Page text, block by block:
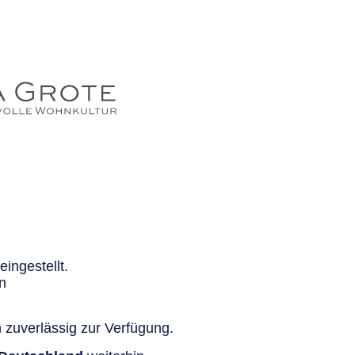
zur Verfügung.